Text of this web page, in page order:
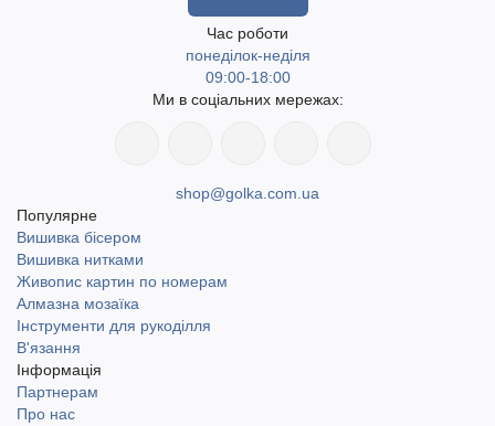
Час роботи
понеділок-неділя
09:00-18:00
Ми в соціальних мережах:
shop@golka.com.ua
Популярне
Вишивка бісером
Вишивка нитками
Живопис картин по номерам
Алмазна мозаїка
Інструменти для рукоділля
В'язання
Інформація
Партнерам
Про нас